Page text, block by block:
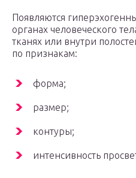
Появляются
органах человеческого
тканях или внутри
по признакам:
форма;
размер;
контуры;
интенсивность